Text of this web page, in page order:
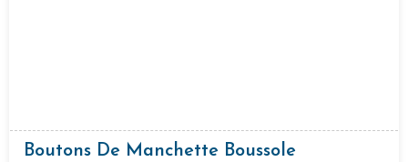
Boutons De Manchette Boussole